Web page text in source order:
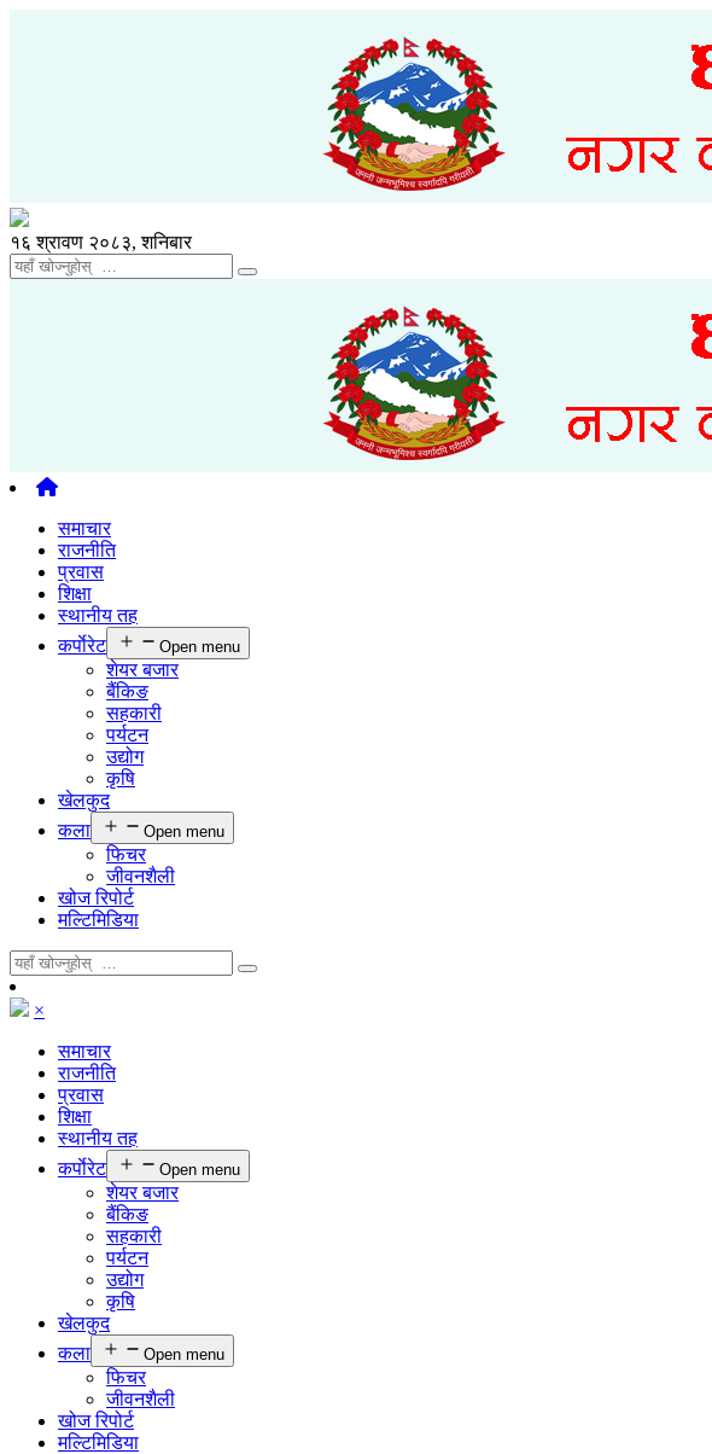
१६ श्रावण २०८३, शनिबार
समाचार
राजनीति
प्रवास
शिक्षा
स्थानीय तह
कर्पाेरेट
Open menu
शेयर बजार
बैंकिङ
सहकारी
पर्यटन
उद्योग
कृषि
खेलकुद
कला
Open menu
फिचर
जीवनशैली
खोज रिपोर्ट
मल्टिमिडिया
×
समाचार
राजनीति
प्रवास
शिक्षा
स्थानीय तह
कर्पाेरेट
Open menu
शेयर बजार
बैंकिङ
सहकारी
पर्यटन
उद्योग
कृषि
खेलकुद
कला
Open menu
फिचर
जीवनशैली
खोज रिपोर्ट
मल्टिमिडिया